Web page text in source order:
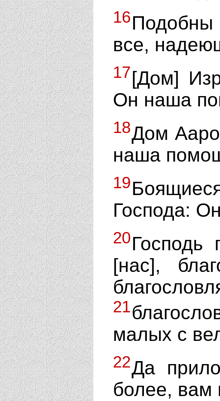
16Подобны
все,
17[Дом]
Он наша
18Дом
наша
19
Господа:
20Господь
[нас],
21
малых с
22Да
более,